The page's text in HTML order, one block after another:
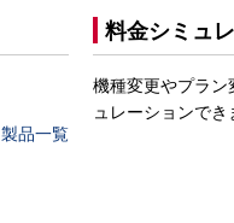
製品一覧
料金シミュ
機種変更やプラン
ュレーションでき